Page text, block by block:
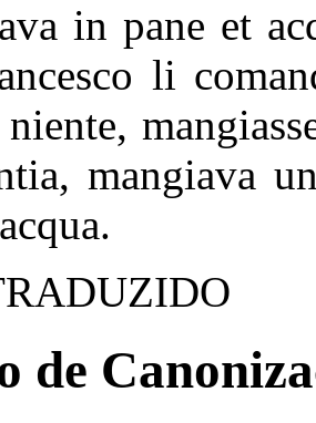
in pane et
li
mangiava
de